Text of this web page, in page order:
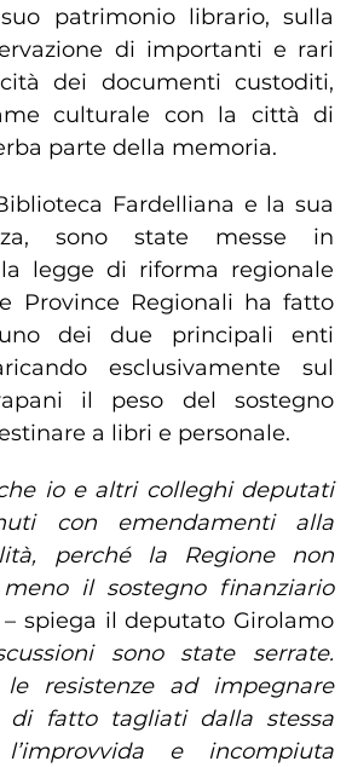
patrimonio librario, sulla
di importanti e rari
dei documenti custoditi,
culturale con la città di
parte della memoria.
Fardelliana e la sua
sono state messe in
legge di riforma regionale
Province Regionali ha fatto
dei due principali enti
esclusivamente sul
il peso del sostegno
a libri e personale.
io e altri colleghi deputati
con emendamenti alla
perché la Regione non
il sostegno finanziario
– spiega il deputato Girolamo
sono state serrate.
le resistenze ad impegnare
di fatto tagliati dalla stessa
e incompiuta